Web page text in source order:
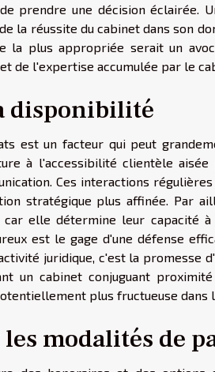
prendre une décision éclairée.
la réussite du cabinet dans son
la plus appropriée serait un
de l'expertise accumulée par le
disponibilité
est un facteur qui peut
à l'accessibilité clientèle
Ces interactions
stratégique plus affinée. Par
car elle détermine leur capacité
est le gage d'une défense
juridique, c'est la promesse
un cabinet conjuguant
plus fructueuse dans
modalités de